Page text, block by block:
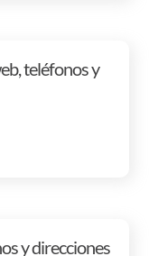
teléfonos y
y direcciones